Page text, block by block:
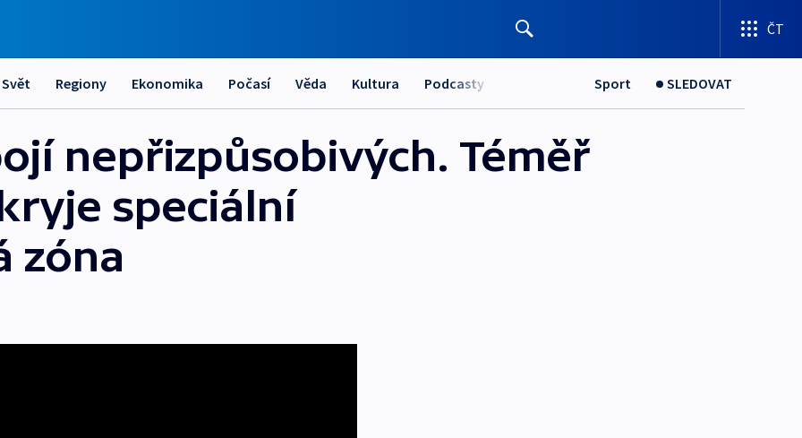
ČT
Svět Regiony Ekonomika Počasí Věda Kultura Podcasty Sport SLEDOVAT
nepřizpůsobivých. Téměř
speciální
zóna